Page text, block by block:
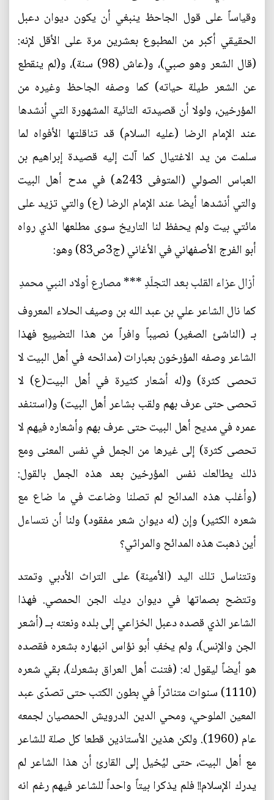
وقياساً على قول الجاحظ ينبغي أن يكون ديوان دعبل
الحقيقي أكبر من المطبوع بعشرين مرة على الأقل لإنه:
(قال الشعر وهو صبي)، و(عاش (98) سنة)، و(لم ينقطع
عن الشعر طيلة حياته) كما وصفه الجاحظ وغيره من
المؤرخين، ولولا أن قصيدته التائية المشهورة التي أنشدها
عند الإمام الرضا (عليه السلام) قد تناقلتها الأفواه لما
سلمت من يد الاغتيال كما آلت إليه قصيدة إبراهيم بن
العباس الصولي (المتوفى 243ه) في مدح أهل البيت
والتي أنشدها أيضا عند الإمام الرضا (ع) والتي تزيد على
مائتي بيت ولم يحفظ لنا التاريخ سوى مطلعها الذي رواه
أبو الفرج الأصفهاني في الأغاني (ج3ص83) وهو:
أزال عزاء القلب بعد التجلّدِ *** مصارع أولاد النبي محمدِ
كما نال الشاعر علي بن عبد الله بن وصيف الحلاء المعروف
بـ (الناشئ الصغير) نصيباً وافراً من هذا التضييع فهذا
الشاعر وصفه المؤرخون بعبارات (مدائحه في أهل البيت لا
تحصى كثرة) و(له أشعار كثيرة في أهل البيت(ع) لا
تحصى حتى عرف بهم ولقب بشاعر أهل البيت) و(استنفد
عمره في مديح أهل البيت حتى عرف بهم وأشعاره فيهم لا
تحصى كثرة) إلى غيرها من الجمل في نفس المعنى ومع
ذلك يطالعك نفس المؤرخين بعد هذه الجمل بالقول:
(وأغلب هذه المدائح لم تصلنا وضاعت في ما ضاع مع
شعره الكثير) وإن (له ديوان شعر مفقود) ولنا أن نتساءل
أين ذهبت هذه المدائح والمراثي؟
وتتناسل تلك اليد (الأمينة) على التراث الأدبي وتمتد
وتتضح بصماتها في ديوان ديك الجن الحمصي. فهذا
الشاعر الذي قصده دعبل الخزاعي إلى بلده ونعته بــ (أشعر
الجن والإنس)، ولم يخفِ أبو نؤاس انبهاره بشعره فقصده
هو أيضاً ليقول له: (فتنت أهل العراق بشعرك)، بقي شعره
(1110) سنوات متناثراً في بطون الكتب حتى تصدّى عبد
المعين الملوحي، ومحي الدين الدرويش الحمصيان لجمعه
عام (1960). ولكن هذين الأستاذين قطعا كل صلة للشاعر
مع أهل البيت، حتى ليُخيل إلى القارئ أن هذا الشاعر لم
يدرك الإسلام!! فلم يذكرا بيتاً واحداً للشاعر فيهم رغم انه